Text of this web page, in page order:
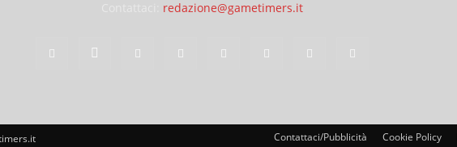
redazione@gametimers.it
Contattaci/Pubblicità Cookie Policy